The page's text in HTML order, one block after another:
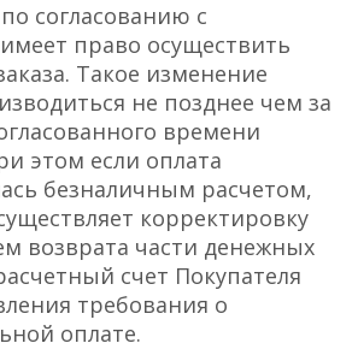
согласованию с
право осуществить
Такое изменение
не позднее чем за
времени
этом если оплата
безналичным расчетом,
корректировку
возврата части денежных
счет Покупателя
требования о
оплате.